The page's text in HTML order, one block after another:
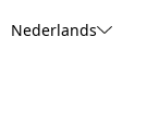
Nederlands